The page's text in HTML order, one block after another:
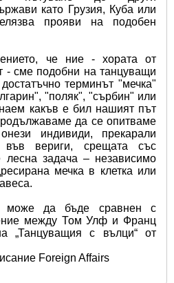
като Грузия, Куба или
прояви на подобен
че ние - хората от
- сме подобни на танцуващи
терминът "мечка"
"поляк", "сърбин" или
какъв е бил нашият път
да се опитваме
индивиди, прекарали
вериги, срещата със
лесна задача – независимо
мечка в клетка или
може да бъде сравнен с
между Том Улф и Франц
„Танцуващия с вълци“ от
Foreign Affairs